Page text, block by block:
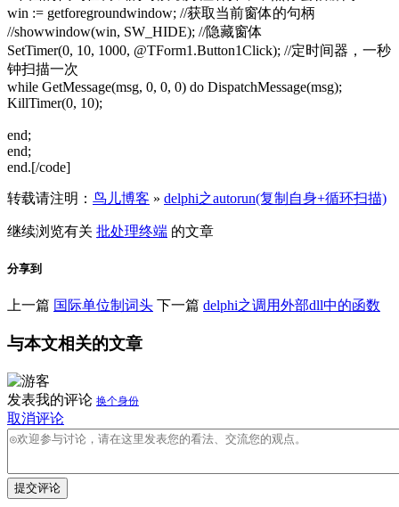
win := getforegroundwindow; //获取当前窗体的句柄
//showwindow(win, SW_HIDE); //隐藏窗体
SetTimer(0, 10, 1000, @TForm1.Button1Click); //定时间器，一秒
钟扫描一次
while GetMessage(msg, 0, 0, 0) do DispatchMessage(msg);
KillTimer(0, 10);
end;
end;
end.[/code]
转载请注明： 鸟儿博客 » delphi之autorun(复制自身+循环扫描)
继续浏览有关 批处理终端 的文章
分享到
上一篇 国际单位制词头 下一篇 delphi之调用外部dll中的函数
与本文相关的文章
发表我的评论 换个身份
取消评论
提交评论